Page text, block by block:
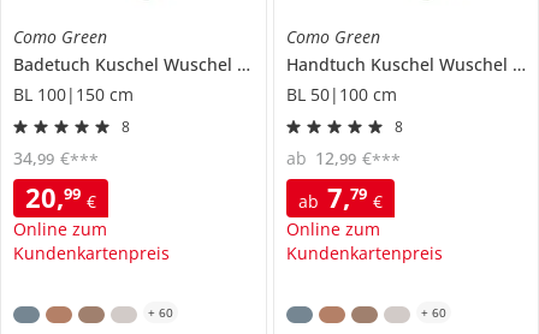
Como Green
Badetuch Kuschel Wuschel Neu
BL 100|150 cm
8
20,99 €
Online zum
Kundenkartenpreis
34,99 €***
+ 60
Como Green
Handtuch Kuschel Wuschel Neu
BL 50|100 cm
8
ab 7,79 €
Online zum
Kundenkartenpreis
ab 12,99 €***
+ 60